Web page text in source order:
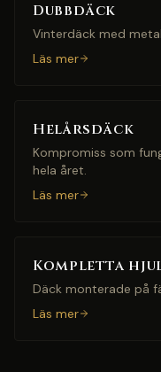
Dubbdäck
Vinterdäck med
Läs mer
Helårsdäck
Kompromiss som
hela året.
Läs mer
Kompletta
Däck monterade på
Läs mer